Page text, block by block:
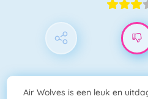
Air Wolves is een leuk en